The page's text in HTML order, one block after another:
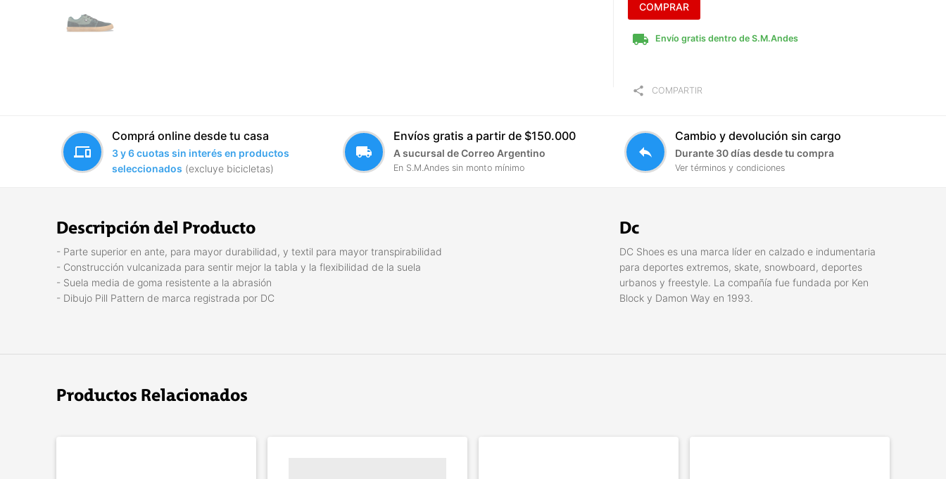
COMPRAR
local_shipping Envío gratis dentro de S.M.Andes
share COMPARTIR
devices
Comprá online desde tu casa
3 y 6 cuotas sin interés en productos
seleccionados (excluye bicicletas)
local_shipping
Envíos gratis a partir de $150.000
A sucursal de Correo Argentino
En S.M.Andes sin monto mínimo
reply
Cambio y devolución sin cargo
Durante 30 días desde tu compra
Ver términos y condiciones
Descripción del Producto
- Parte superior en ante, para mayor durabilidad, y textil para mayor transpirabilidad
- Construcción vulcanizada para sentir mejor la tabla y la flexibilidad de la suela
- Suela media de goma resistente a la abrasión
- Dibujo Pill Pattern de marca registrada por DC
Dc
DC Shoes es una marca líder en calzado e indumentaria
para deportes extremos, skate, snowboard, deportes
urbanos y freestyle. La compañí­a fue fundada por Ken
Block y Damon Way en 1993.
Productos Relacionados